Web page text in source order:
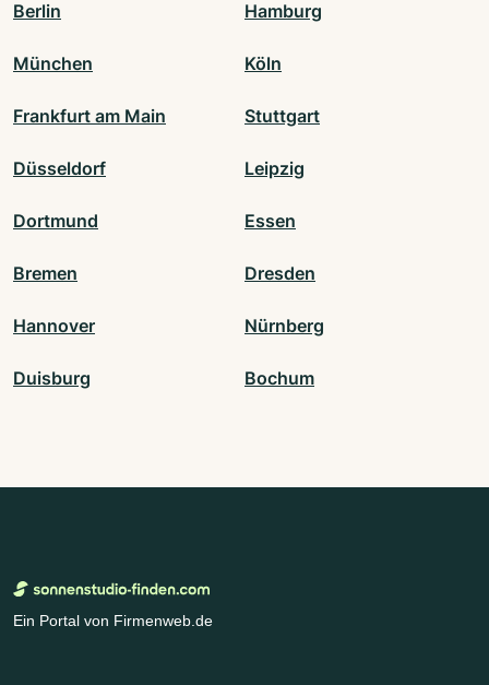
Berlin Hamburg
München Köln
Frankfurt am Main Stuttgart
Düsseldorf Leipzig
Dortmund Essen
Bremen Dresden
Hannover Nürnberg
Duisburg Bochum
Ein Portal von Firmenweb.de